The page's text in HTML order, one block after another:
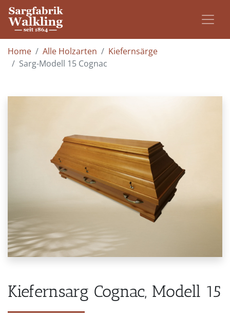
Home Alle Holzarten
Kiefernsärge
Sarg-Modell 15 Cognac
Kiefernsarg Cognac, Modell 15